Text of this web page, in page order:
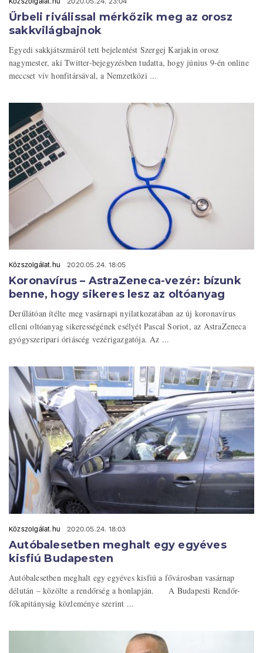
Űrbeli riválissal mérkőzik meg az orosz
sakkvilágbajnok
Egyedi sakkjátszmáról tett bejelentést Szergej Karjakin orosz
nagymester, aki Twitter-bejegyzésben tudatta, hogy június 9-én online
meccset vív honfitársával, a Nemzetközi ...
Közszolgálat.hu 2020.05.24. 18:05
Koronavírus – AstraZeneca-vezér: bízunk
benne, hogy sikeres lesz az oltóanyag
Derűlátóan ítélte meg vasárnapi nyilatkozatában az új koronavírus
elleni oltóanyag sikerességének esélyét Pascal Soriot, az AstraZeneca
gyógyszeripari óriáscég vezérigazgatója. Az ...
Közszolgálat.hu 2020.05.24. 18:03
Autóbalesetben meghalt egy egyéves
kisfiú Budapesten
Autóbalesetben meghalt egy egyéves kisfiú a fővárosban vasárnap
délután – közölte a rendőrség a honlapján. A Budapesti Rendőr-
főkapitányság közleménye szerint ...